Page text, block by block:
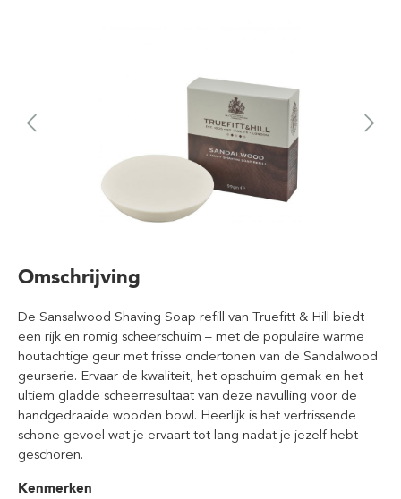
Omschrijving
De Sansalwood Shaving Soap refill van Truefitt & Hill biedt
een rijk en romig scheerschuim – met de populaire warme
houtachtige geur met frisse ondertonen van de Sandalwood
geurserie. Ervaar de kwaliteit, het opschuim gemak en het
ultiem gladde scheerresultaat van deze navulling voor de
handgedraaide wooden bowl. Heerlijk is het verfrissende
schone gevoel wat je ervaart tot lang nadat je jezelf hebt
geschoren.
Kenmerken